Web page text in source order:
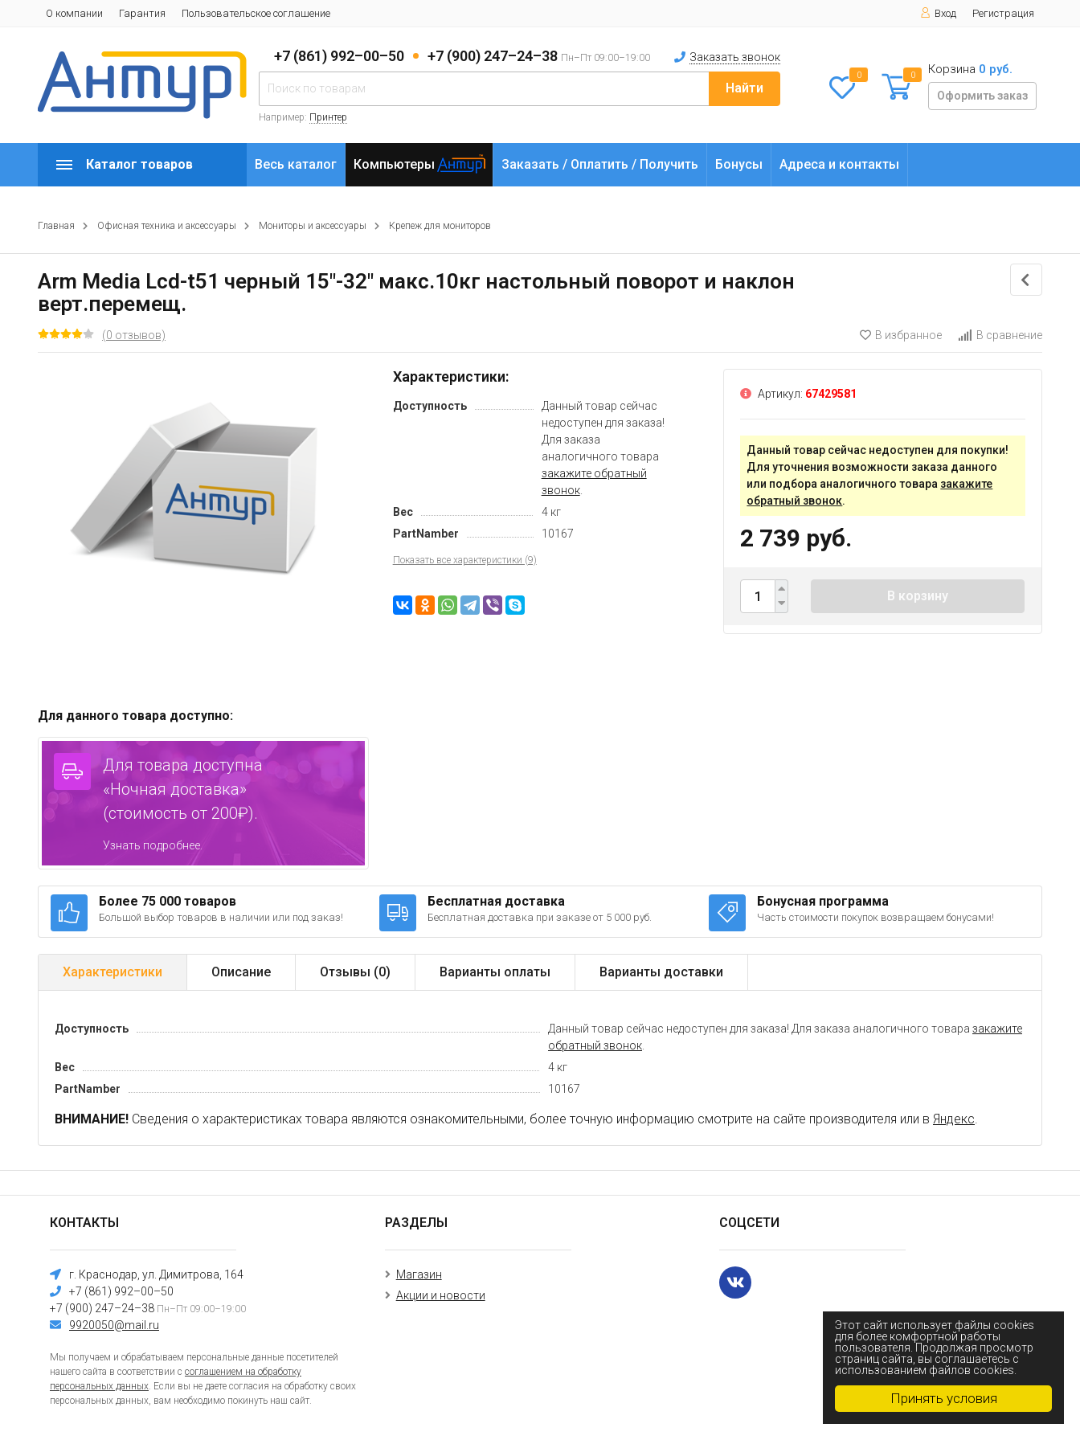
Принять условия
Этот сайт использует файлы cookies
для более комфортной работы
пользователя. Продолжая просмотр
страниц сайта, вы соглашаетесь с
использованием файлов cookies.
О компании Гарантия Пользовательское соглашение Вход Регистрация
+7 (861) 992–00–50 +7 (900) 247–24–38 Пн–Пт 09:00–19:00 Заказать звонок
Найти
Например: Принтер
0 0 Корзина 0 руб.
Оформить заказ
Каталог товаров Весь каталог Компьютеры Заказать / Оплатить / Получить Бонусы Адреса и контакты
Главная Офисная техника и аксессуары Мониторы и аксессуары Крепеж для мониторов
Arm Media Lcd-t51 черный 15"-32" макс.10кг настольный поворот и наклон
верт.перемещ.
(0 отзывов) В избранное В сравнение
Характеристики:
Доступность
Данный товар сейчас
недоступен для заказа!
Для заказа
аналогичного товара
закажите обратный
звонок.
Вес
4 кг
PartNamber
10167
Показать все характеристики (9)
Для данного товара доступно:
Для товара доступна
«Ночная доставка»
(стоимость от 200₽).
Узнать подробнее.
Артикул: 67429581
Данный товар сейчас недоступен для покупки!
Для уточнения возможности заказа данного
или подбора аналогичного товара закажите
обратный звонок.
2 739 руб.
В корзину
Более 75 000 товаров
Большой выбор товаров в наличии или под заказ!
Бесплатная доставка
Бесплатная доставка при заказе от 5 000 руб.
Бонусная программа
Часть стоимости покупок возвращаем бонусами!
Характеристики Описание Отзывы (0) Варианты оплаты Варианты доставки
Доступность Данный товар сейчас недоступен для заказа! Для заказа аналогичного товара закажите
обратный звонок
Вес
4 кг
PartNamber
10167
ВНИМАНИЕ! Сведения о характеристиках товара являются ознакомительными, более точную информацию смотрите на сайте производителя или в Яндекс.
КОНТАКТЫ
г. Краснодар, ул. Димитрова, 164
+7 (861) 992–00–50
+7 (900) 247–24–38 Пн–Пт 09:00–19:00
9920050@mail.ru
Мы получаем и обрабатываем персональные данные посетителей
нашего сайта в соответствии с соглашением на обработку
персональных данных. Если вы не даете согласия на обработку своих
персональных данных, вам необходимо покинуть наш сайт.
РАЗДЕЛЫ
Магазин
Акции и новости
СОЦСЕТИ